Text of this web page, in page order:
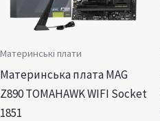
Материнські плати
Материнська плата MAG
Z890 TOMAHAWK WIFI Socket
1851